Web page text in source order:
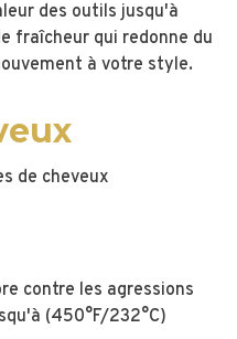
des outils jusqu'à
fraîcheur qui redonne du
à votre style.
de cheveux
contre les agressions
(450°F/232°C)